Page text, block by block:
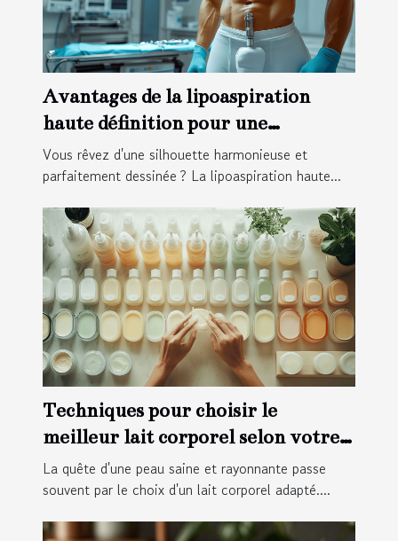
Avantages de la lipoaspiration
haute définition pour une
silhouette redéfinie
Vous rêvez d'une silhouette harmonieuse et
parfaitement dessinée ? La lipoaspiration haute...
Techniques pour choisir le
meilleur lait corporel selon votre
type de peau
La quête d'une peau saine et rayonnante passe
souvent par le choix d'un lait corporel adapté....